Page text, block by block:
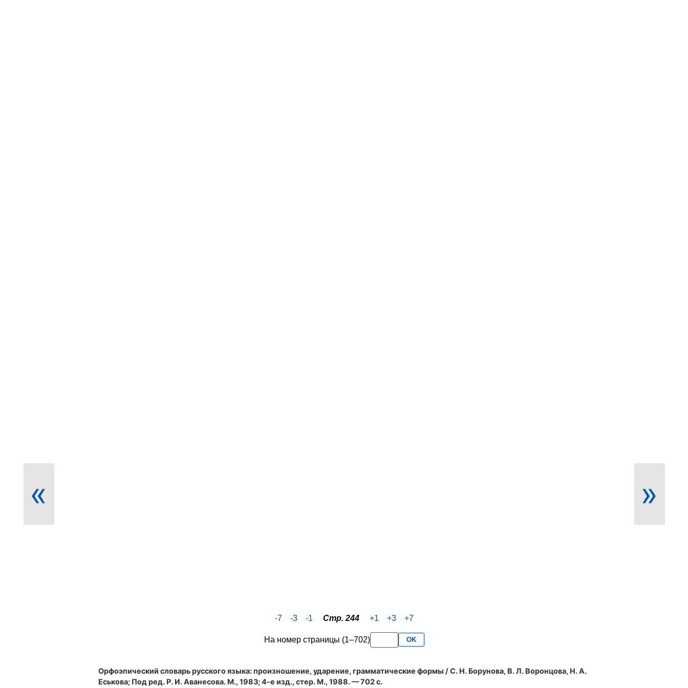
« »
-7 -3 -1 Стр. 244 +1 +3 +7
На номер страницы (1–702) OK
Орфоэпический словарь русского языка: произношение, ударение, грамматические формы / С. Н. Борунова, В. Л. Воронцова, Н. А.
Еськова; Под ред. Р. И. Аванесова. М., 1983; 4-е изд., стер. М., 1988. — 702 с.